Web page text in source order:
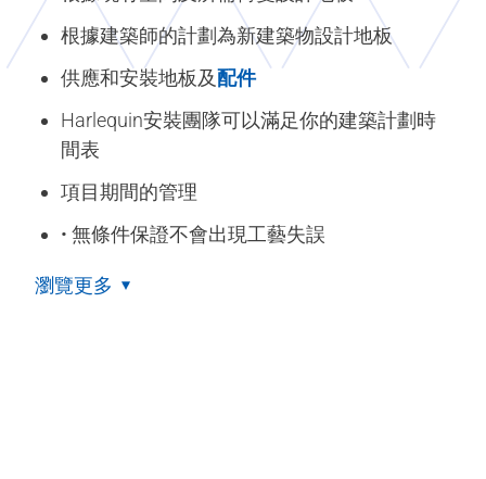
根據建築師的計劃為新建築物設計地板
供應和安裝地板及配件
Harlequin安裝團隊可以滿足你的建築計劃時
間表
項目期間的管理
• 無條件保證不會出現工藝失誤
瀏覽更多